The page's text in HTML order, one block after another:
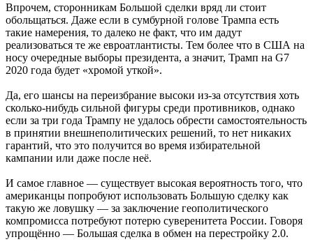
Впрочем, сторонникам Большой сделки вряд ли стоит
обольщаться. Даже если в сумбурной голове Трампа есть
такие намерения, то далеко не факт, что им дадут
реализоваться те же евроатлантисты. Тем более что в США на
носу очередные выборы президента, а значит, Трамп на G7
2020 года будет «хромой уткой».
Да, его шансы на переизбрание высоки из-за отсутствия хоть
сколько-нибудь сильной фигуры среди противников, однако
если за три года Трампу не удалось обрести самостоятельность
в принятии внешнеполитических решений, то нет никаких
гарантий, что это получится во время избирательной
кампании или даже после неё.
И самое главное — существует высокая вероятность того, что
американцы попробуют использовать Большую сделку как
такую же ловушку — за заключение геополитического
компромисса потребуют потерю суверенитета России. Говоря
упрощённо — Большая сделка в обмен на перестройку 2.0.